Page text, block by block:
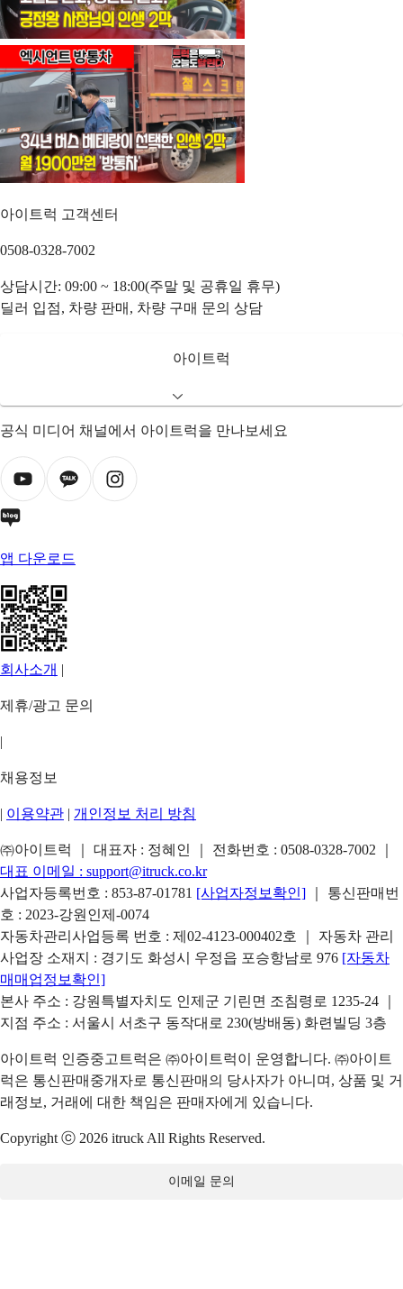
아이트럭 고객센터
0508-0328-7002
상담시간: 09:00 ~ 18:00(주말 및 공휴일 휴무)
딜러 입점, 차량 판매, 차량 구매 문의 상담
아이트럭
공식 미디어 채널에서 아이트럭을 만나보세요
앱 다운로드
회사소개 |
제휴/광고 문의
|
채용정보
| 이용약관 | 개인정보 처리 방침
㈜아이트럭 ｜ 대표자 : 정혜인 ｜ 전화번호 : 0508-0328-7002
대표 이메일 : support@itruck.co.kr
사업자등록번호 : 853-87-01781 [사업자정보확인]
｜ 통신판매번
호 : 2023-강원인제-0074
자동차관리사업등록 번호 : 제02-4123-000402호 ｜ 자동차 관리
사업장 소재지 : 경기도 화성시 우정읍 포승항남로 976 [자동차
매매업정보확인]
본사 주소 : 강원특별자치도 인제군 기린면 조침령로 1235-24 ｜
지점 주소 : 서울시 서초구 동작대로 230(방배동) 화련빌딩 3층
아이트럭 인증중고트럭은 ㈜아이트럭이 운영합니다. ㈜아이트
럭은 통신판매중개자로 통신판매의 당사자가 아니며, 상품 및 거
래정보, 거래에 대한 책임은 판매자에게 있습니다.
Copyright ⓒ 2026 itruck All Rights Reserved.
이메일 문의